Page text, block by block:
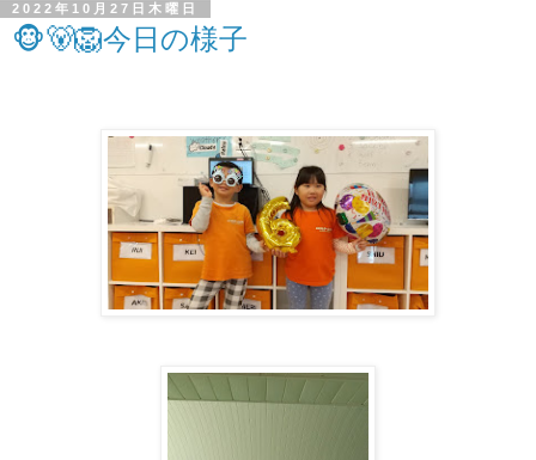
2022年10月27日木曜日
🐵🐻🦁今日の様子